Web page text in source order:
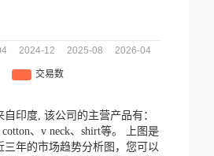
自印度, 该公司的主营产品有：
、v neck、shirt等。
上图是
三年的市场趋势分析图，您可以